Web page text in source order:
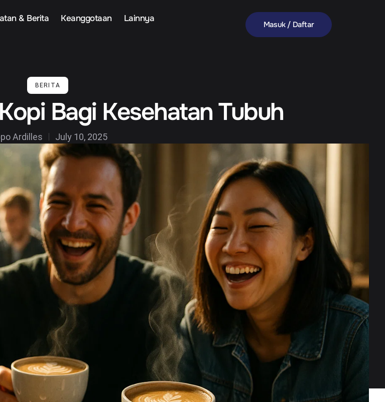
& Berita Keanggotaan Lainnya
Masuk / Daftar
BERITA
Bagi Kesehatan Tubuh
Ardilles July 10, 2025